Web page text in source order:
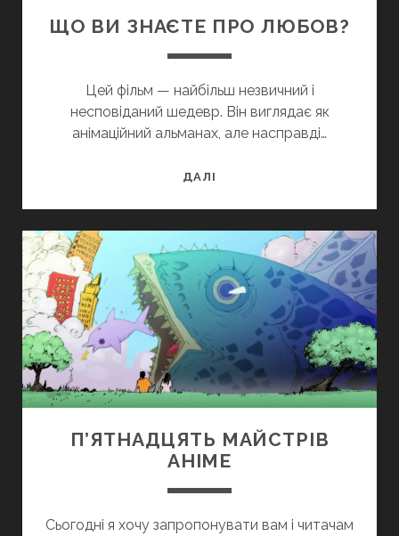
ЩО ВИ ЗНАЄТЕ ПРО ЛЮБОВ?
Цей фільм — найбільш незвичний і
несповіданий шедевр. Він виглядає як
анімаційний альманах, але насправді…
ДАЛІ
ЛЮБОВ?
П’ЯТНАДЦЯТЬ МАЙСТРІВ
АНІМЕ
Сьогодні я хочу запропонувати вам і читачам